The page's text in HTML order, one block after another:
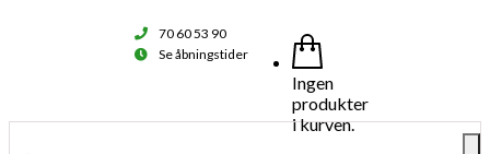
70 60 53 90
Se åbningstider
Ingen
produkter
i kurven.